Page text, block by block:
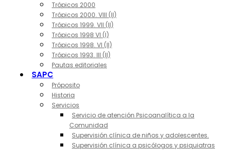
Trópicos 2000
Trópicos 2000. VIII (II)
Trópicos 1999. VII (II)
Trópicos 1998 VI (I)
Trópicos 1998. VI (II)
Trópicos 1993. III (II)
Pautas editoriales
SAPC
Próposito
Historia
Servicios
Servicio de atención Psicoanalítica a la
Comunidad
Supervisión clínica de niños y adolescentes.
Supervisión clínica a psicólogos y psiquiatras